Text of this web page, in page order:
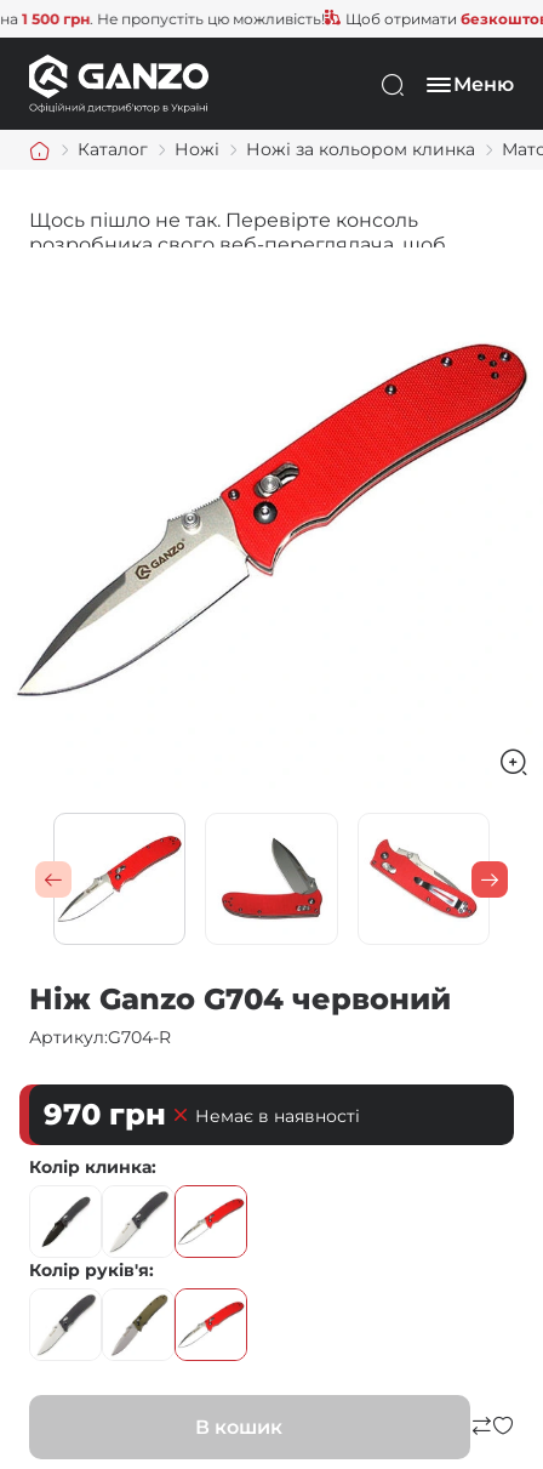
грн. Не пропустіть цю можливість! Щоб отриматибезкоштовну
Меню
Каталог Ножі Ножі за кольором клинка
Щось пішло не так. Перевірте консоль
розробника свого веб-переглядача, щоб
Ніж Ganzo G704 червоний
Артикул:G704-R
970 грн Немає в наявності
Колір клинка
Колір руків'я
В кошик